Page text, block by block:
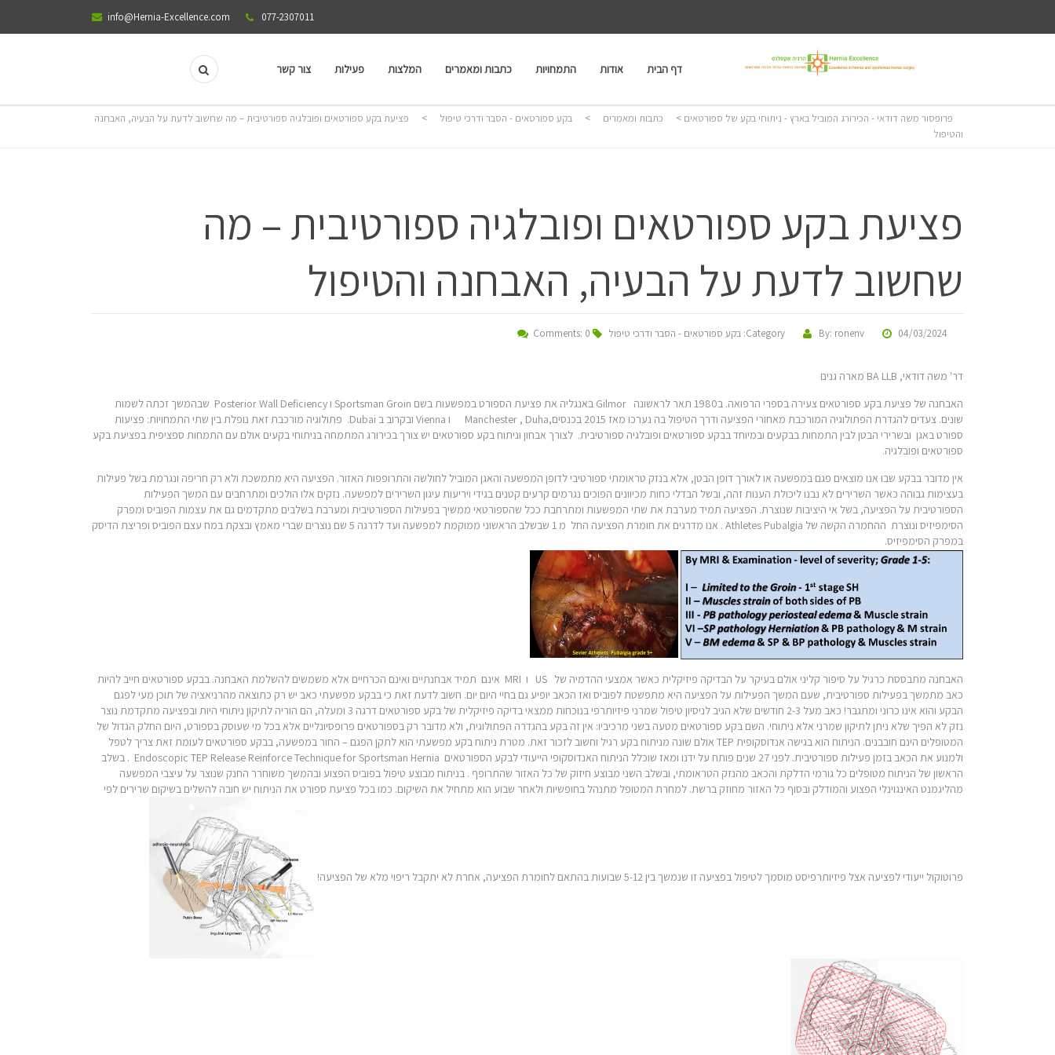
info@Hernia-Excellence.com 077-2307011
דף הבית אודות התמחויות כתבות ומאמרים המלצות פעילות צור קשר
פרופסור משה דודאי - הכירורג המוביל בארץ - ניתוחי בקע של ספורטאים > כתבות ומאמרים > בקע ספורטאים - הסבר ודרכי טיפול >
פציעת בקע ספורטאים ופובלגיה ספורטיבית – מה שחשוב לדעת על הבעיה, האבחנה
והטיפול
פציעת בקע ספורטאים ופובלגיה ספורטיבית – מה
שחשוב לדעת על הבעיה, האבחנה והטיפול
04/03/2024
By: ronenv
Category: בקע ספורטאים - הסבר ודרכי טיפול Comments: 0
דר' משה דודאי, BA LLB מארה גנים
האבחנה של פציעת בקע ספורטאים צעירה בספרי הרפואה. ב1980 תאר לראשונה Gilmor באנגליה את פציעת הספורט במפשעות בשם Sportsman Groin ו Posterior Wall Deficiency שבהמשך זכתה לשמות
שונים. צעדים להגדרת הפתולוגיה המורכבת מאחורי הפציעה ודרך הטיפול בה נערכו מאז 2015 בכנסים,Manchester , Duha ו Vienna ובקרוב ב Dubai. פתולוגיה מורכבת זאת נופלת בין שתי התמחויות: פציעות
ספורט באגן ובשרירי הבטן לבין התמחות בבקעים ובמיוחד בבקע ספורטאים ופובלגיה ספורטיבית. לצורך אבחון וניתוח בקע ספורטאים יש צורך בכירורג המתמחה בניתוחי בקעים אולם עם התמחות ספציפית בפציעת בקע
ספורטאים ופובלגיה.
אין מדובר בבקע שבו אנו מוצאים פגם במפשעה או לאורך דופן הבטן, אלא בנזק טראומתי ספורטיבי לדופן המפשעה והאגן המוביל לחולשה והתרופפות האזור. הפציעה היא מתמשכת ולא רק חריפה ונגרמת בשל פעילות
בעצימות גבוהה כאשר השרירים לא נבנו ליכולת הענות זהה, ובשל הבדלי כחות מכיוונים הפוכים נגרמים קרעים קטנים בגידי ויריעות עיגון השרירים למפשעה. נזקים אלו הולכים ומתרחבים עם המשך הפעילות
הספורטיבית על הפציעה, בשל אי היציבות שנוצרת. הפציעה תמיד מערבת את שתי המפשעות ומתרחבת ככל שהספורטאי ממשיך בפעילות הספורטיבית ומערבת בשלבים מתקדמים גם את עצמות הפוביס ומפרק
הסימפיזיס ונוצרת ההחמרה הקשה של Athletes Pubalgia . אנו מדרגים את חומרת הפציעה החל מ 1 שבשלב הראשוני ממוקמת למפשעה ועד לדרגה 5 שם נוצרים שברי מאמץ ובצקת במח עצם הפוביס ופריצת הדיסק
במפרק הסימפיזיס.
האבחנה מתבססת כרגיל על סיפור קליני אולם בעיקר על הבדיקה פיזיקלית כאשר אמצעי ההדמיה של US ו MRI אינם תמיד אבחנתיים ואינם הכרחיים אלא משמשים להשלמת האבחנה. בבקע ספורטאים חייב להיות
כאב מתמשך בפעילות ספורטיבית, שעם המשך הפעילות על הפציעה היא מתפשטת לפוביס ואז הכאב יופיע גם בחיי היום יום. חשוב לדעת זאת כי בבקע מפשעתי כאב יש רק כתוצאה מהרניאציה של תוכן מעי לפגם
הבקע והוא אינו כרוני ומתגבר! כאב מעל 2-3 חודשים שלא הגיב לניסיון טיפול שמרני פיזיותרפי בנוכחות ממצאי בדיקה פיזיקלית של בקע ספורטאים דרגה 3 ומעלה, הם הוריה לתיקון ניתוחי היות ובפציעה מתקדמת נוצר
נזק לא הפיך שלא ניתן לתיקון שמרני אלא ניתוחי. השם בקע ספורטאים מטעה בשני מרכיביו: אין זה בקע בהגדרה הפתולוגית, ולא מדובר רק בספורטאים פרופסיונליים אלא בכל מי שעוסק בספורט, היום החלק הגדול של
המטופלים הינם חובבנים. הניתוח הוא בגישה אנדוסקופית TEP אולם שונה מניתוח בקע רגיל וחשוב לזכור זאת. מטרת ניתוח בקע מפשעתי הוא לתקן הפגם – החור במפשעה, בבקע ספורטאים לעומת זאת צריך לטפל
ולמנוע את הכאב בזמן פעילות ספורטיבית. לפני 27 שנים פותח על ידנו ומאז שוכלל הניתוח האנדוסקופי הייעודי לבקע הספורטאים Endoscopic TEP Release Reinforce Technique for Sportsman Hernia . בשלב
הראשון של הניתוח מטופלים כל גורמי הדלקת והכאב מהנזק הטראומתי, ובשלב השני מבוצע חיזוק של כל האזור שהתרופף . בניתוח מבוצע טיפול בפוביס הפצוע ובהמשך משוחרר החנק שנוצר על עיצבי המפשעה
מהליגמנט האינגוינלי הפצוע והמודלק ובסוף כל האזור מחוזק ברשת. למחרת המטופל מתנהל בחופשיות ולאחר שבוע הוא מתחיל את השיקום. כמו בכל פציעת ספורט את הניתוח יש חובה להשלים בשיקום שרירים לפי
פרוטוקול ייעודי לפציעה אצל פיזיותרפיסט מוסמך לטיפול בפציעה זו שנמשך בין 5-12 שבועות בהתאם לחומרת הפציעה, אחרת לא יתקבל ריפוי מלא של הפציעה!